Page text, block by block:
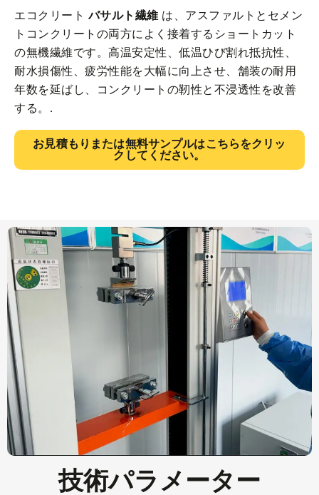
エコクリートバサルト繊維 は、アスファルトとセメン
トコンクリートの両方によく接着するショートカット
の無機繊維です。高温安定性、低温ひび割れ抵抗性、
耐水損傷性、疲労性能を大幅に向上させ、舗装の耐用
年数を延ばし、コンクリートの靭性と不浸透性を改善
する。.
お見積もりまたは無料サンプルはこちらをクリッ
クしてください。
技術パラメーター